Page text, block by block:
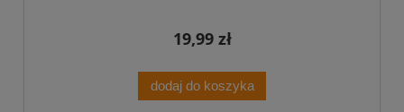
19,99 zł
dodaj do koszyka